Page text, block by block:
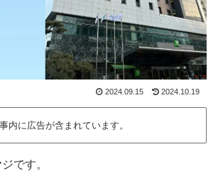
2024.09.15 2024.10.19
内に広告が含まれています。
です。